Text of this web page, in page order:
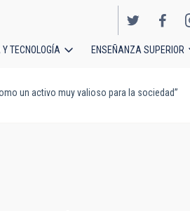
TECNOLOGÍA ENSEÑANZA SUPERIOR
un activo muy valioso para la sociedad”